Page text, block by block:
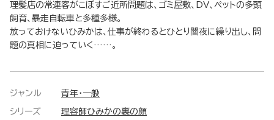
理髪店の常連客がこぼすご近所問題は、ゴミ屋敷、DV、ペットの多頭
飼育、暴走自転車と多種多様。
放っておけないひみかは、仕事が終わるとひとり闇夜に繰り出し、問
題の真相に迫っていく……。
ジャンル 青年・一般
シリーズ 理容師ひみかの裏の顔